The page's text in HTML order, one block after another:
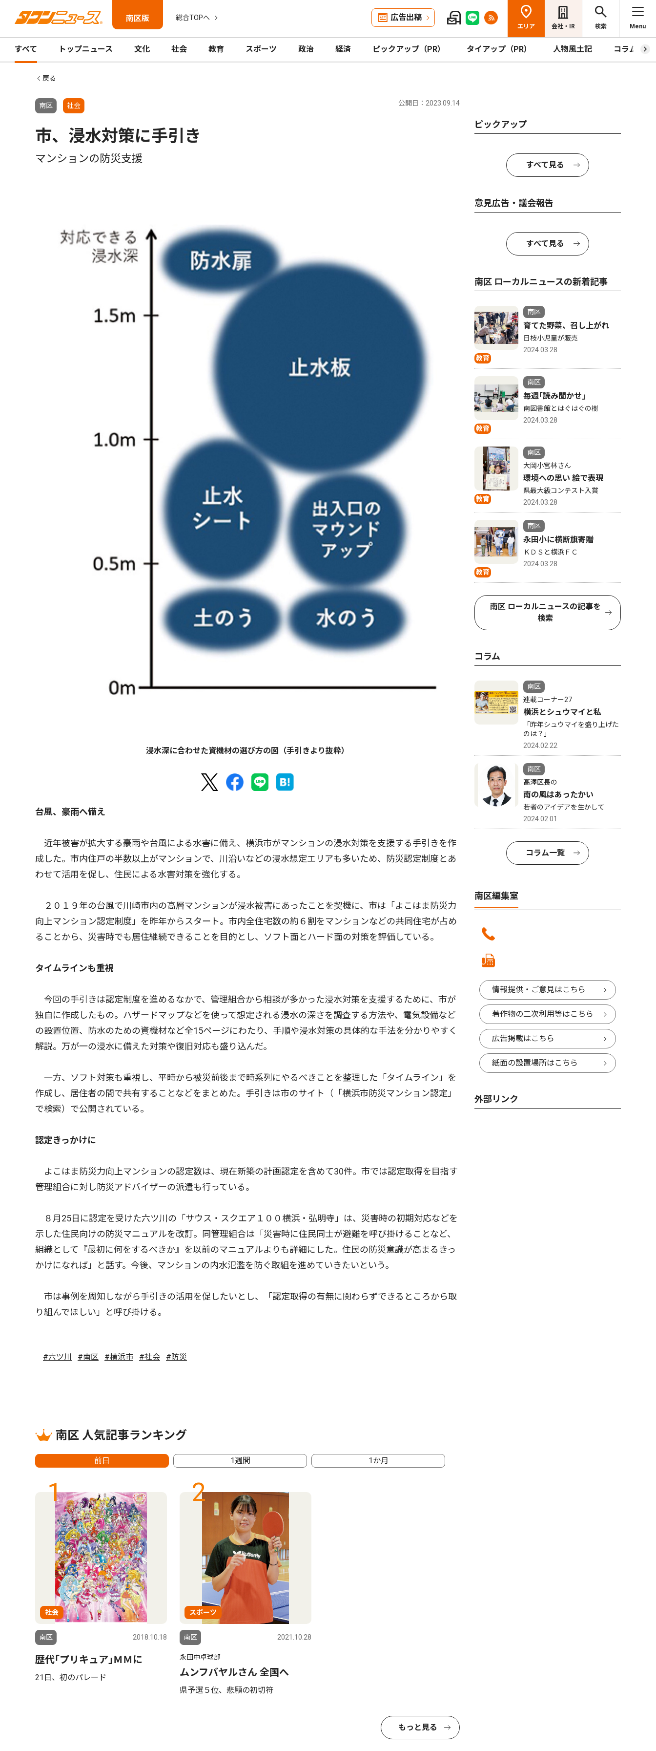
南区版 総合TOPへ 広告出稿
エリア 会社・IR 検索 Menu
すべて トップニュース 文化 社会 教育 スポーツ 政治 経済 ピックアップ（PR） タイアップ（PR） 人物風土記 コラム
戻る
南区 社会 公開日：2023.09.14
市、浸水対策に手引き
マンションの防災支援
浸水深に合わせた資機材の選び方の図（手引きより抜粋）
台風、豪雨へ備え
近年被害が拡大する豪雨や台風による水害に備え、横浜市がマンションの浸水対策を支援する手引きを作
成した。市内住戸の半数以上がマンションで、川沿いなどの浸水想定エリアも多いため、防災認定制度とあ
わせて活用を促し、住民による水害対策を強化する。
２０１９年の台風で川崎市内の高層マンションが浸水被害にあったことを契機に、市は「よこはま防災力
向上マンション認定制度」を昨年からスタート。市内全住宅数の約６割をマンションなどの共同住宅が占め
ることから、災害時でも居住継続できることを目的とし、ソフト面とハード面の対策を評価している。
タイムラインも重視
今回の手引きは認定制度を進めるなかで、管理組合から相談が多かった浸水対策を支援するために、市が
独自に作成したもの。ハザードマップなどを使って想定される浸水の深さを調査する方法や、電気設備など
の設置位置、防水のための資機材など全15ページにわたり、手順や浸水対策の具体的な手法を分かりやすく
解説。万が一の浸水に備えた対策や復旧対応も盛り込んだ。
一方、ソフト対策も重視し、平時から被災前後まで時系列にやるべきことを整理した「タイムライン」を
作成し、居住者の間で共有することなどをまとめた。手引きは市のサイト（「横浜市防災マンション認定」
で検索）で公開されている。
認定きっかけに
よこはま防災力向上マンションの認定数は、現在新築の計画認定を含めて30件。市では認定取得を目指す
管理組合に対し防災アドバイザーの派遣も行っている。
８月25日に認定を受けた六ツ川の「サウス・スクエア１００横浜・弘明寺」は、災害時の初期対応などを
示した住民向けの防災マニュアルを改訂。同管理組合は「災害時に住民同士が避難を呼び掛けることなど、
組織として『最初に何をするべきか』を以前のマニュアルよりも詳細にした。住民の防災意識が高まるきっ
かけになれば」と話す。今後、マンションの内水氾濫を防ぐ取組を進めていきたいという。
市は事例を周知しながら手引きの活用を促したいとし、「認定取得の有無に関わらずできるところから取
り組んでほしい」と呼び掛ける。
#六ツ川 #南区 #横浜市 #社会 #防災
南区 人気記事ランキング
前日 1週間 1か月
1
社会
南区 2018.10.18
歴代｢プリキュア｣ＭＭに
21日、初のパレード
2
スポーツ
南区 2021.10.28
永田中卓球部
ムンフバヤルさん 全国へ
県予選５位、悲願の初切符
もっと見る
ピックアップ
すべて見る
意見広告・議会報告
すべて見る
南区 ローカルニュースの新着記事
教育
南区
育てた野菜、召し上がれ
日枝小児童が販売
2024.03.28
教育
南区
毎週｢読み聞かせ｣
南図書館とはぐはぐの樹
2024.03.28
教育
南区
大岡小宮林さん
環境への思い 絵で表現
県最大級コンテスト入賞
2024.03.28
教育
南区
永田小に横断旗寄贈
ＫＤＳと横浜ＦＣ
2024.03.28
南区 ローカルニュースの記事を
検索
コラム
南区
連載コーナー27
横浜とシュウマイと私
「昨年シュウマイを盛り上げた
のは？」
2024.02.22
南区
髙澤区長の
南の風はあったかい
若者のアイデアを生かして
2024.02.01
コラム一覧
南区編集室
情報提供・ご意見はこちら
著作物の二次利用等はこちら
広告掲載はこちら
紙面の設置場所はこちら
外部リンク